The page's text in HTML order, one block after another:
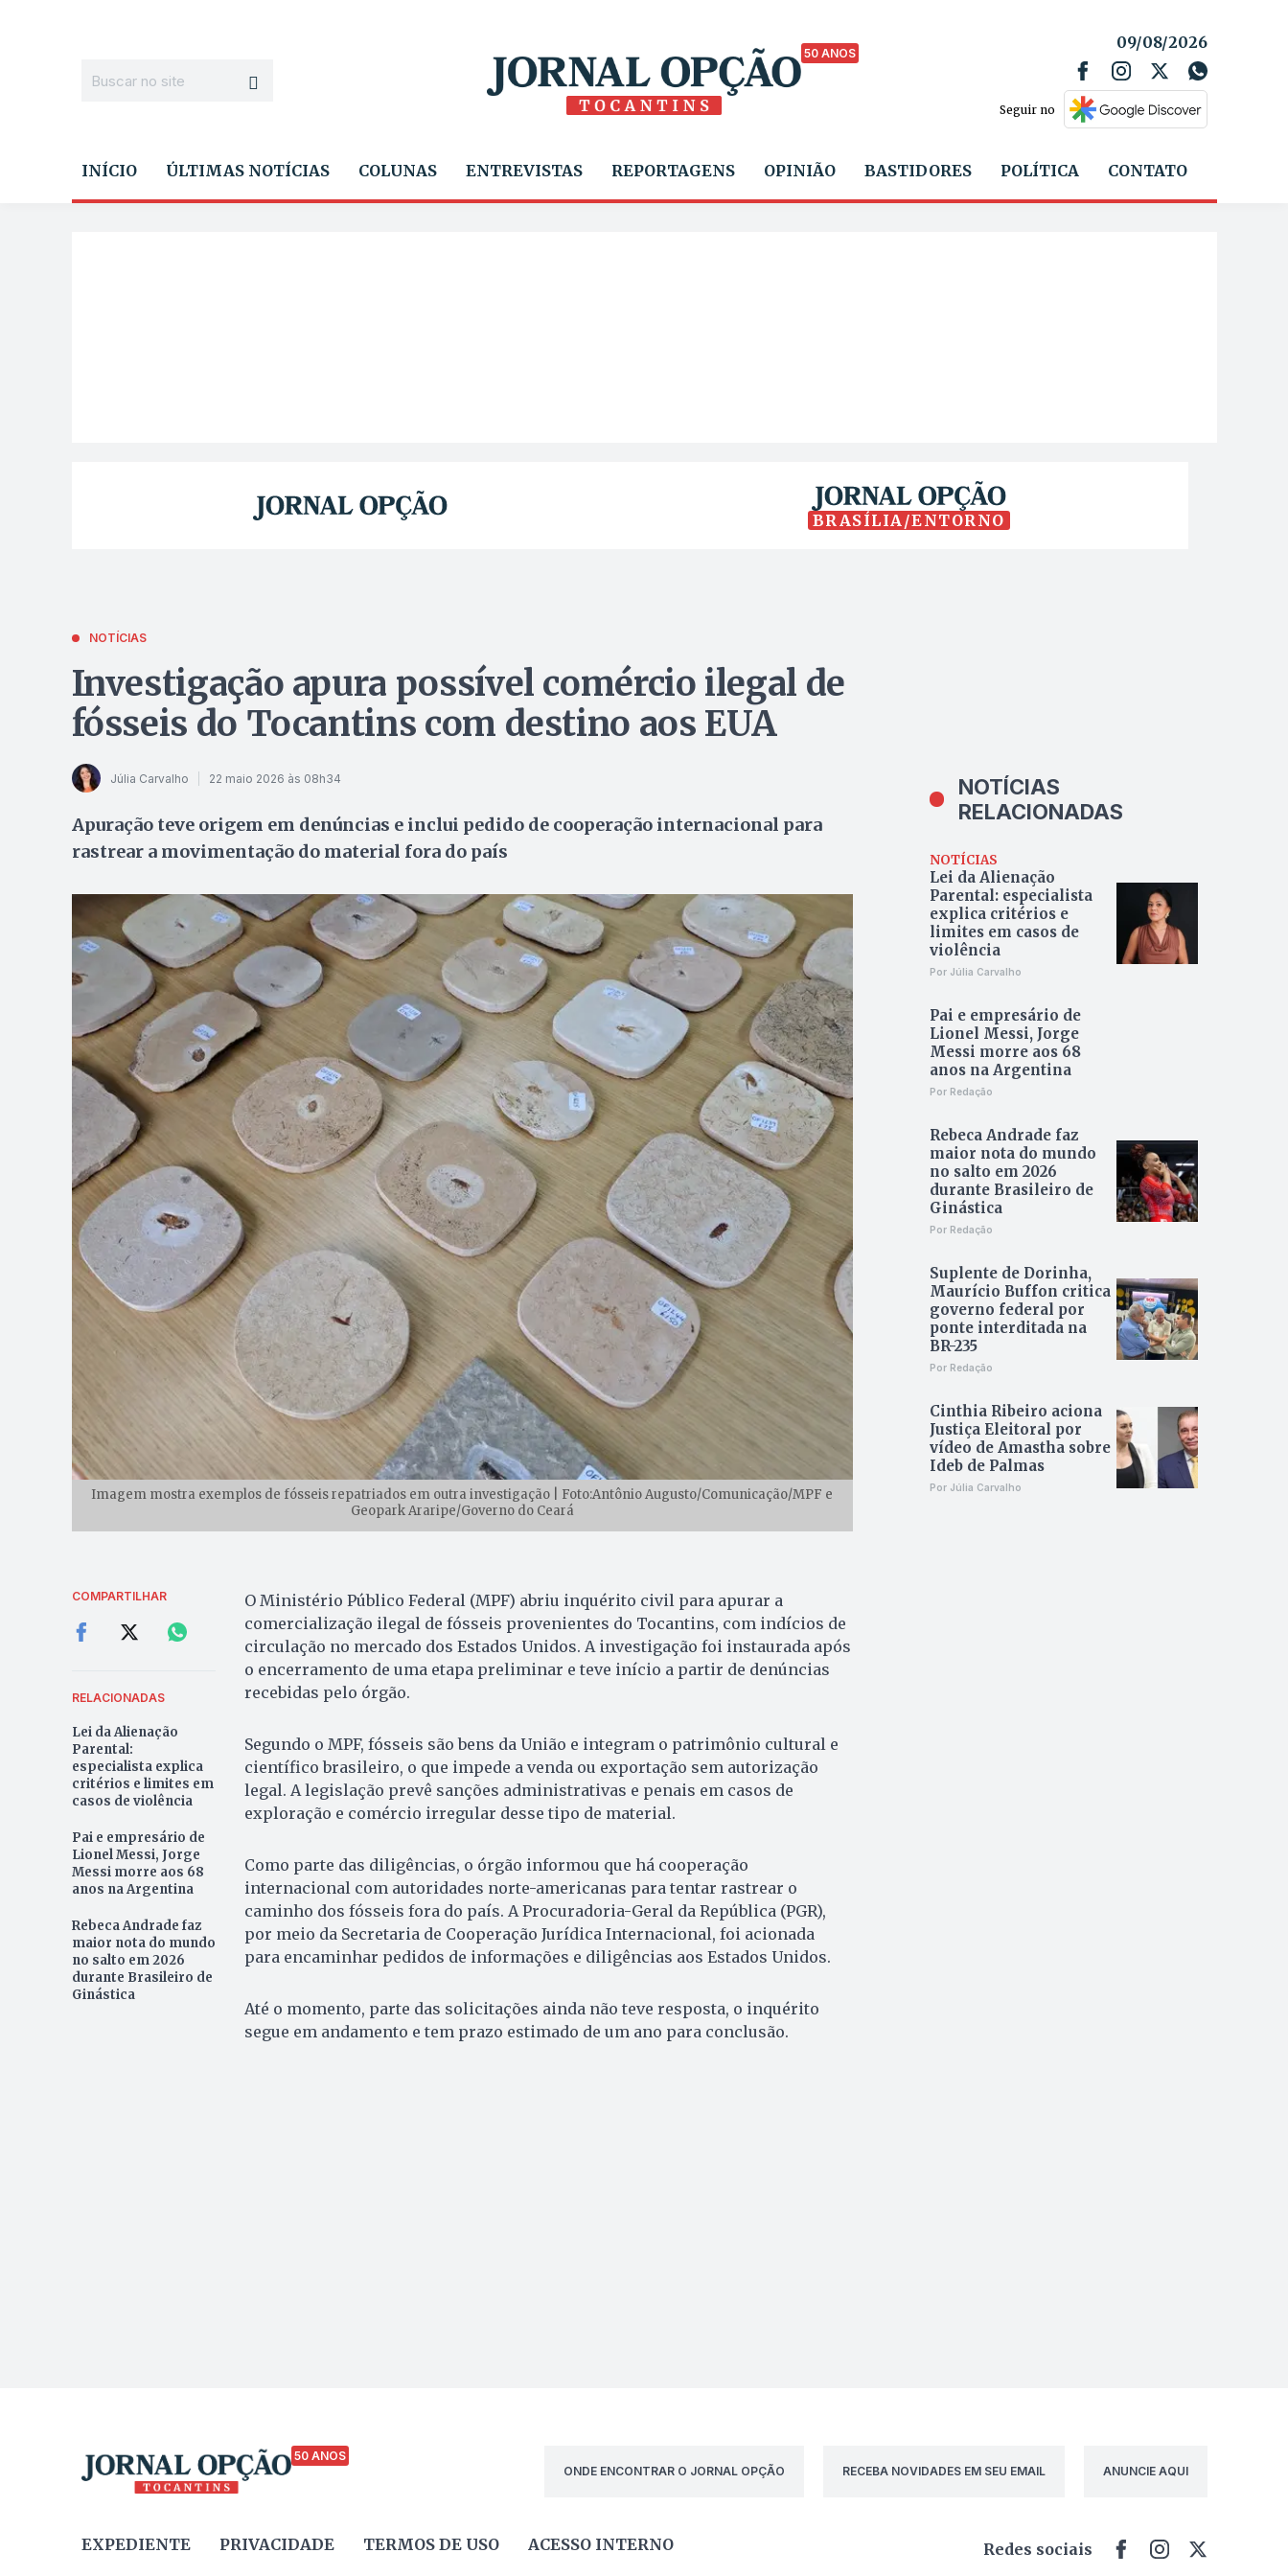
50 ANOS
09/08/2026
Seguir no
INÍCIO ÚLTIMAS NOTÍCIAS COLUNAS ENTREVISTAS REPORTAGENS OPINIÃO BASTIDORES POLÍTICA CONTATO
BRASÍLIA/ENTORNO
NOTÍCIAS
Investigação apura possível comércio ilegal de
fósseis do Tocantins com destino aos EUA
Júlia Carvalho 22 maio 2026 às 08h34
Apuração teve origem em denúncias e inclui pedido de cooperação internacional para
rastrear a movimentação do material fora do país
Imagem mostra exemplos de fósseis repatriados em outra investigação | Foto:Antônio Augusto/Comunicação/MPF e
Geopark Araripe/Governo do Ceará
COMPARTILHAR
RELACIONADAS
Lei da Alienação
Parental:
especialista explica
critérios e limites em
casos de violência
Pai e empresário de
Lionel Messi, Jorge
Messi morre aos 68
anos na Argentina
Rebeca Andrade faz
maior nota do mundo
no salto em 2026
durante Brasileiro de
Ginástica
O Ministério Público Federal (MPF) abriu inquérito civil para apurar a
comercialização ilegal de fósseis provenientes do Tocantins, com indícios de
circulação no mercado dos Estados Unidos. A investigação foi instaurada após
o encerramento de uma etapa preliminar e teve início a partir de denúncias
recebidas pelo órgão.
Segundo o MPF, fósseis são bens da União e integram o patrimônio cultural e
científico brasileiro, o que impede a venda ou exportação sem autorização
legal. A legislação prevê sanções administrativas e penais em casos de
exploração e comércio irregular desse tipo de material.
Como parte das diligências, o órgão informou que há cooperação
internacional com autoridades norte-americanas para tentar rastrear o
caminho dos fósseis fora do país. A Procuradoria-Geral da República (PGR),
por meio da Secretaria de Cooperação Jurídica Internacional, foi acionada
para encaminhar pedidos de informações e diligências aos Estados Unidos.
Até o momento, parte das solicitações ainda não teve resposta, o inquérito
segue em andamento e tem prazo estimado de um ano para conclusão.
NOTÍCIAS
RELACIONADAS
NOTÍCIAS
Lei da Alienação
Parental: especialista
explica critérios e
limites em casos de
violência
Por Júlia Carvalho
Pai e empresário de
Lionel Messi, Jorge
Messi morre aos 68
anos na Argentina
Por Redação
Rebeca Andrade faz
maior nota do mundo
no salto em 2026
durante Brasileiro de
Ginástica
Por Redação
Suplente de Dorinha,
Maurício Buffon critica
governo federal por
ponte interditada na
BR-235
Por Redação
Cinthia Ribeiro aciona
Justiça Eleitoral por
vídeo de Amastha sobre
Ideb de Palmas
Por Júlia Carvalho
50 ANOS
ONDE ENCONTRAR O JORNAL OPÇÃO
RECEBA NOVIDADES EM SEU EMAIL ANUNCIE AQUI
EXPEDIENTE PRIVACIDADE TERMOS DE USO ACESSO INTERNO Redes sociais